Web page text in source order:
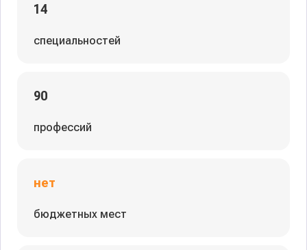
14
специальностей
90
профессий
нет
бюджетных мест